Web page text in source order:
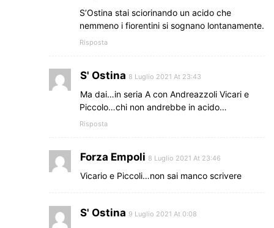
S’Ostina stai sciorinando un acido che
nemmeno i fiorentini si sognano lontanamente.
Risposta
S' Ostina 8 Luglio 2021 At 23:43
Ma dai…in seria A con Andreazzoli Vicari e
Piccolo…chi non andrebbe in acido…
Risposta
Forza Empoli 8 Luglio 2021 At 23:46
Vicario e Piccoli…non sai manco scrivere
S' Ostina 9 Luglio 2021 At 0:08